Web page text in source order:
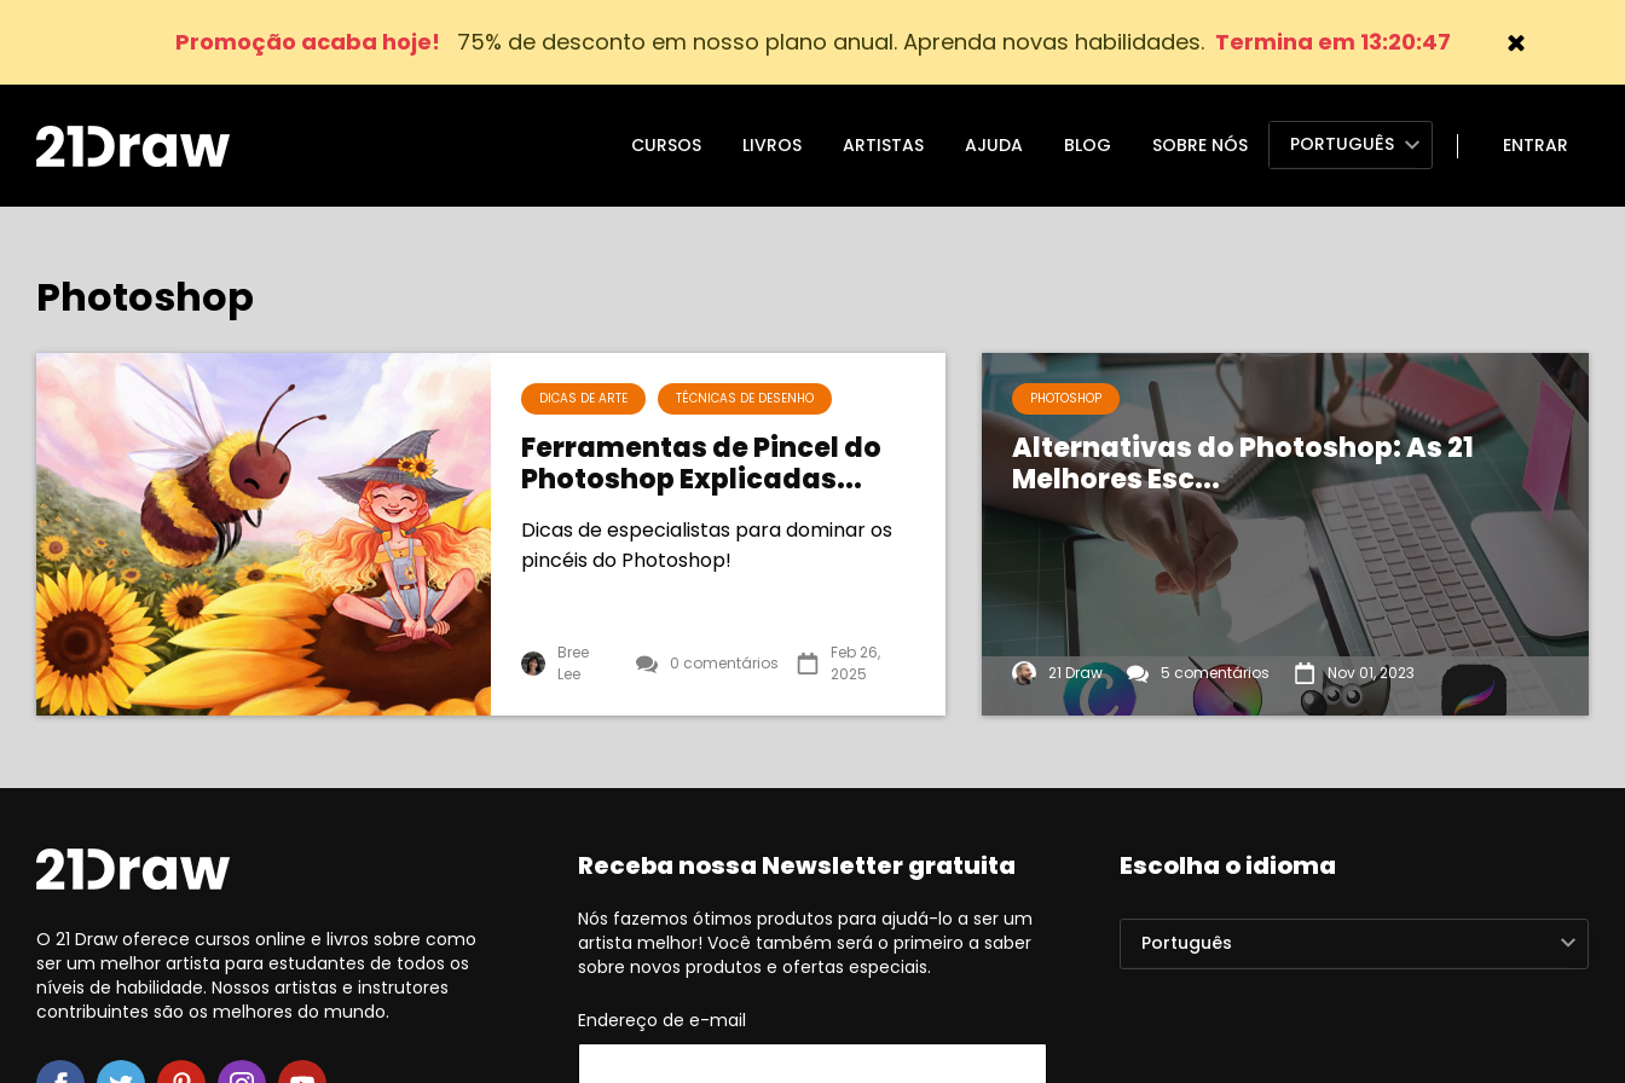
Promoção acaba hoje! 75% de desconto em nosso plano anual. Aprenda novas habilidades. Termina em 13:20:47
CURSOS LIVROS ARTISTAS AJUDA BLOG SOBRE NÓS PORTUGUÊS ENTRAR
Photoshop
DICAS DE ARTE TÉCNICAS DE DESENHO
Ferramentas de Pincel do
Photoshop Explicadas...
Dicas de especialistas para dominar os
pincéis do Photoshop!
Bree
Lee
0 comentários
Feb 26,
2025
PHOTOSHOP
Alternativas do Photoshop: As 21
Melhores Esc...
21 Draw 5 comentários Nov 01, 2023
O 21 Draw oferece cursos online e livros sobre como
ser um melhor artista para estudantes de todos os
níveis de habilidade. Nossos artistas e instrutores
contribuintes são os melhores do mundo.
Receba nossa Newsletter gratuita
Nós fazemos ótimos produtos para ajudá-lo a ser um
artista melhor! Você também será o primeiro a saber
sobre novos produtos e ofertas especiais.
Endereço de e-mail
Escolha o idioma
Português